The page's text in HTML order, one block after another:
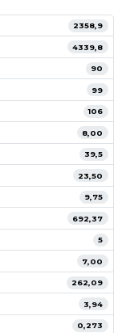
2358,9
4339,8
90
99
106
8,00
39,5
23,50
9,75
692,37
5
7,00
262,09
3,94
0,273